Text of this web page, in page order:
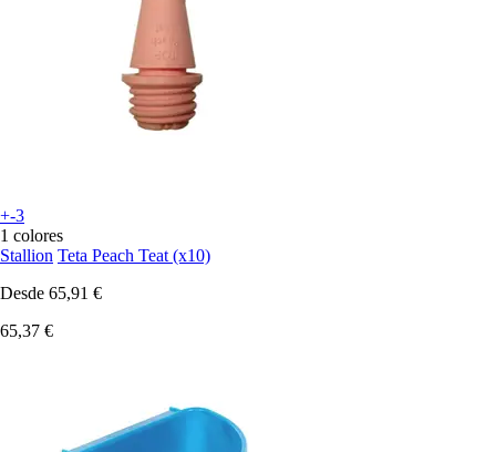
+-3
1 colores
Stallion Teta Peach Teat (x10)
Desde 65,91 €
65,37 €